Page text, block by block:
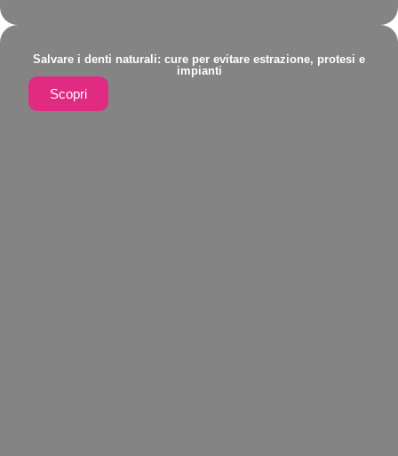
Salvare i denti naturali: cure per evitare estrazione, protesi e
impianti
Scopri